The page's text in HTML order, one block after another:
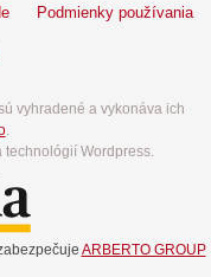
Podmienky používania
vyhradené a vykonáva ich
.
technológií Wordpress.
ARBERTO GROUP